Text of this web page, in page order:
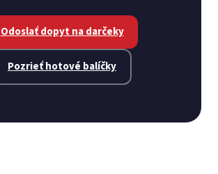
Odoslať dopyt na darčeky
Pozrieť hotové balíčky